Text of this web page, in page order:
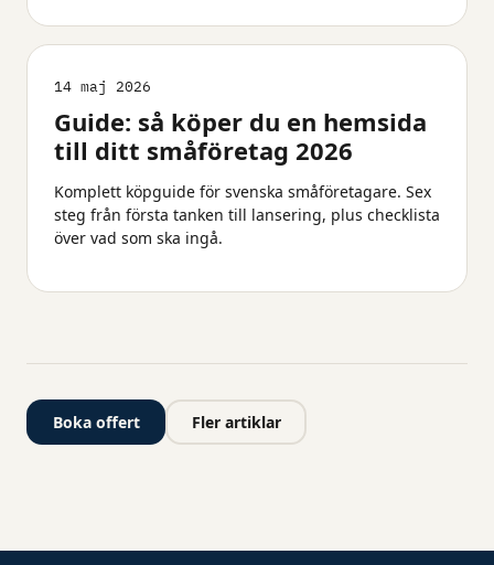
14 maj 2026
Guide: så köper du en hemsida
till ditt småföretag 2026
Komplett köpguide för svenska småföretagare. Sex
steg från första tanken till lansering, plus checklista
över vad som ska ingå.
Boka offert Fler artiklar